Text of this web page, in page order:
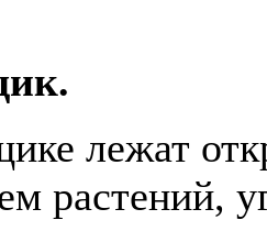
лежат
растений,